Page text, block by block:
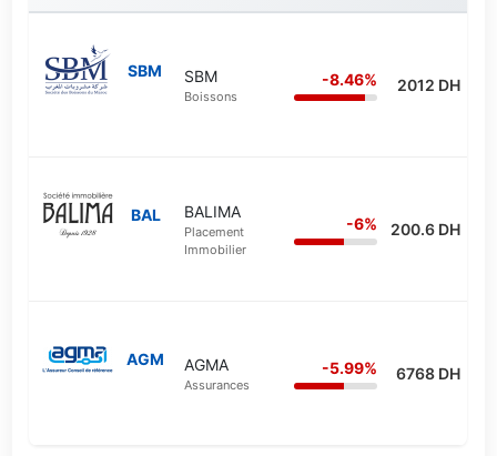
SBM SBM
Boissons
-8.46% 2012 DH
BAL BALIMA
Placement
Immobilier
-6% 200.6 DH
AGM AGMA
Assurances
-5.99% 6768 DH